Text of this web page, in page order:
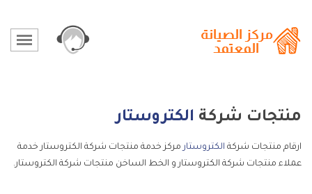
منتجات شركة الكتروستار
ارقام منتجات شركة الكتروستار مركز خدمة منتجات شركة الكتروستار خدمة
عملاء منتجات شركة الكتروستار و الخط الساخن منتجات شركة الكتروستار.